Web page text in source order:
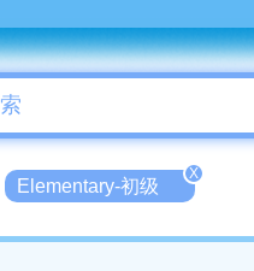
Elementary-初级
X